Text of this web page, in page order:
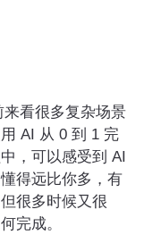
看很多复杂场景
AI 从 0 到 1 完
，可以感受到 AI
得远比你多，有
很多时候又很
完成。